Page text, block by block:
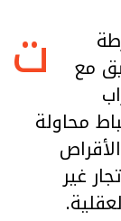
ت مع
محاولة
غير